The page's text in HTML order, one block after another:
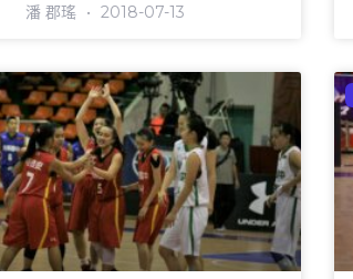
潘 郡瑤 2018-07-13